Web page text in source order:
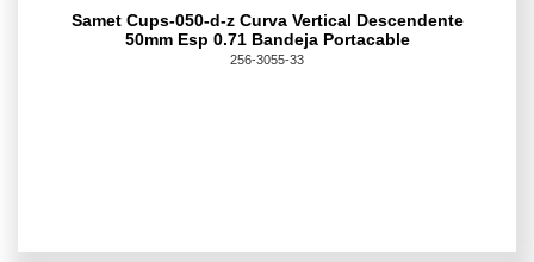
Samet Cups-050-d-z Curva Vertical Descendente
50mm Esp 0.71 Bandeja Portacable
256-3055-33